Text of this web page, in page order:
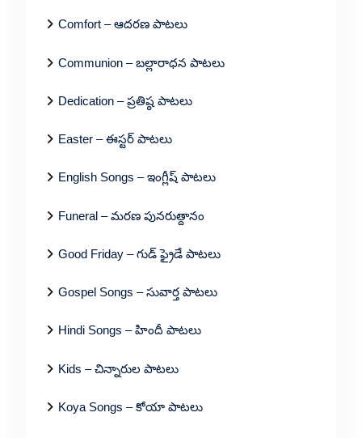
Comfort – ఆదరణ పాటలు
Communion – బల్లారాధన పాటలు
Dedication – ప్రతిష్ఠ పాటలు
Easter – ఈస్టర్ పాటలు
English Songs – ఇంగ్లీష్ పాటలు
Funeral – మరణ పునరుత్దానం
Good Friday – గుడ్ ఫ్రైడే పాటలు
Gospel Songs – సువార్త పాటలు
Hindi Songs – హిందీ పాటలు
Kids – చిన్నారుల పాటలు
Koya Songs – కోయా పాటలు